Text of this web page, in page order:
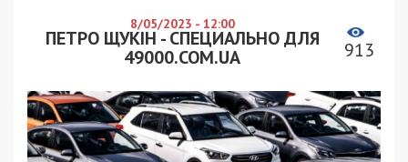
8/05/2023 - 12:00
ПЕТРО ЩУКІН - СПЕЦИАЛЬНО ДЛЯ
49000.COM.UA
913